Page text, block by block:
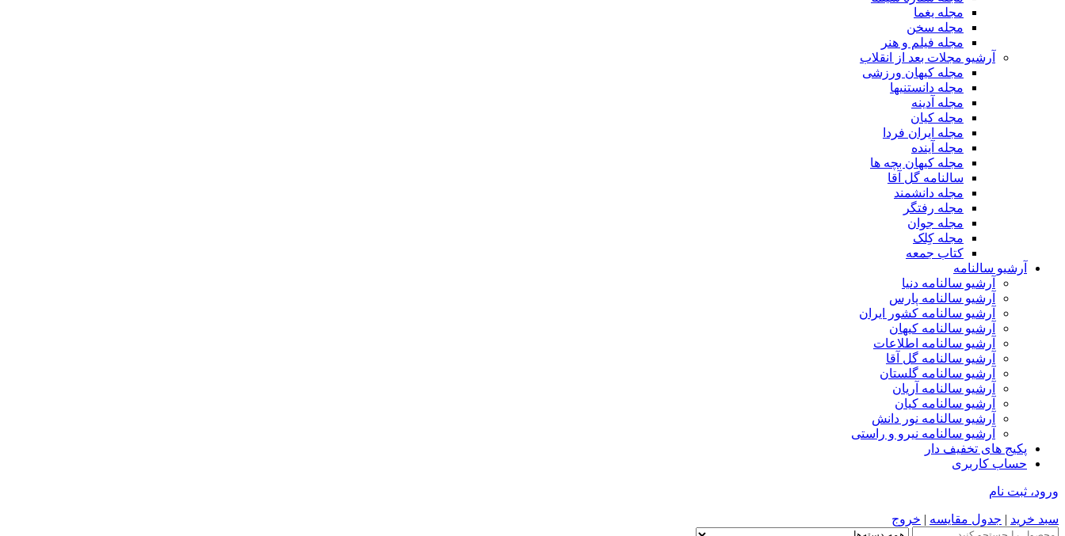
مجله یغما
مجله سخن
مجله فیلم و هنر
آرشیو مجلات بعد از انقلاب
مجله کیهان ورزشی
مجله دانستنیها
مجله آدینه
مجله کیان
مجله ایران فردا
مجله آینده
مجله کیهان بچه ها
سالنامه گل آقا
مجله دانشمند
مجله رفتگر
مجله جوان
مجله کِلک
کتاب جمعه
آرشیو سالنامه
آرشیو سالنامه دنیا
آرشیو سالنامه پارس
آرشیو سالنامه کشور ایران
آرشیو سالنامه کیهان
آرشیو سالنامه اطلاعات
آرشیو سالنامه گل آقا
آرشیو سالنامه گلستان
آرشیو سالنامه آریان
آرشیو سالنامه کیان
آرشیو سالنامه نور دانش
آرشیو سالنامه نیرو و راستی
پکیج های تخفیف دار
حساب کاربری
ورود، ثبت نام
سبد خرید | جدول مقایسه | خروج